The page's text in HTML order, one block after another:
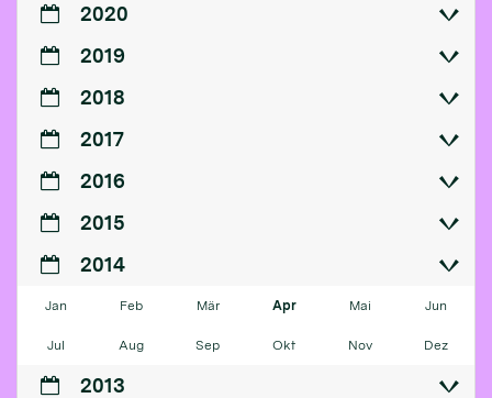
2020
2019
2018
2017
2016
2015
2014
Jan Feb Mär Apr Mai Jun
Jul Aug Sep Okt Nov Dez
2013